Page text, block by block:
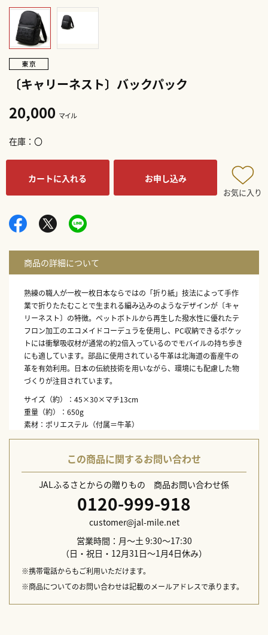
〔キャリーネスト〕バックパック
20,000 マイル
在庫 〇
カートに入れる お申し込み
お気に入り
熟練の職人が一枚一枚日本ならではの「折り紙」技法によって手作
業で折りたたむことで生まれる編み込みのようなデザインが〔キャ
リーネスト〕の特徴。ペットボトルから再生した撥水性に優れたテ
フロン加工のエコメイドコーデュラを使用し、PC収納できるポケッ
トには衝撃吸収材が通常の約2倍入っているのでモバイルの持ち歩き
にも適しています。部品に使用されている牛革は北海道の畜産牛の
革を有効利用。日本の伝統技術を用いながら、環境にも配慮した物
づくりが注目されています。
サイズ（約）：45×30×マチ13cm
重量（約）：650g
素材：ポリエステル（付属＝牛革）
仕様：ファスナー開閉、外＝ファスナーポケット×1・オープンポケ
生産国：日本製
この商品に関するお問い合わせ
JALふるさとからの贈りもの 商品お問い合わせ係
0120-999-918
customer@jal-mile.net
営業時間：月～土 9:30～17:30
（日・祝日・12月31日～1月4日休み）
※携帯電話からもご利用いただけます。
※商品についてのお問い合わせは記載のメールアドレスで承ります。